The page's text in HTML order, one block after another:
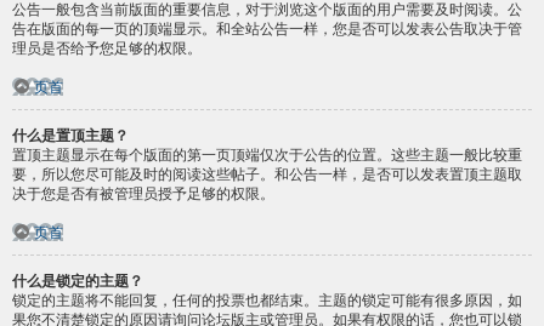
公告一般包含当前版面的重要信息，对于浏览这个版面的用户需要及时阅读。公
告在版面的每一页的顶端显示。和全站公告一样，您是否可以发表公告取决于管
理员是否给予您足够的权限。
页首
什么是置顶主题？
置顶主题显示在每个版面的第一页顶端仅次于公告的位置。这些主题一般比较重
要，所以您尽可能及时的阅读这些帖子。和公告一样，是否可以发表置顶主题取
决于您是否有被管理员授予足够的权限。
页首
什么是锁定的主题？
锁定的主题将不能回复，任何的投票也都结束。主题的锁定可能有很多原因，如
果您不清楚锁定的原因请询问论坛版主或管理员。如果有权限的话，您也可以锁